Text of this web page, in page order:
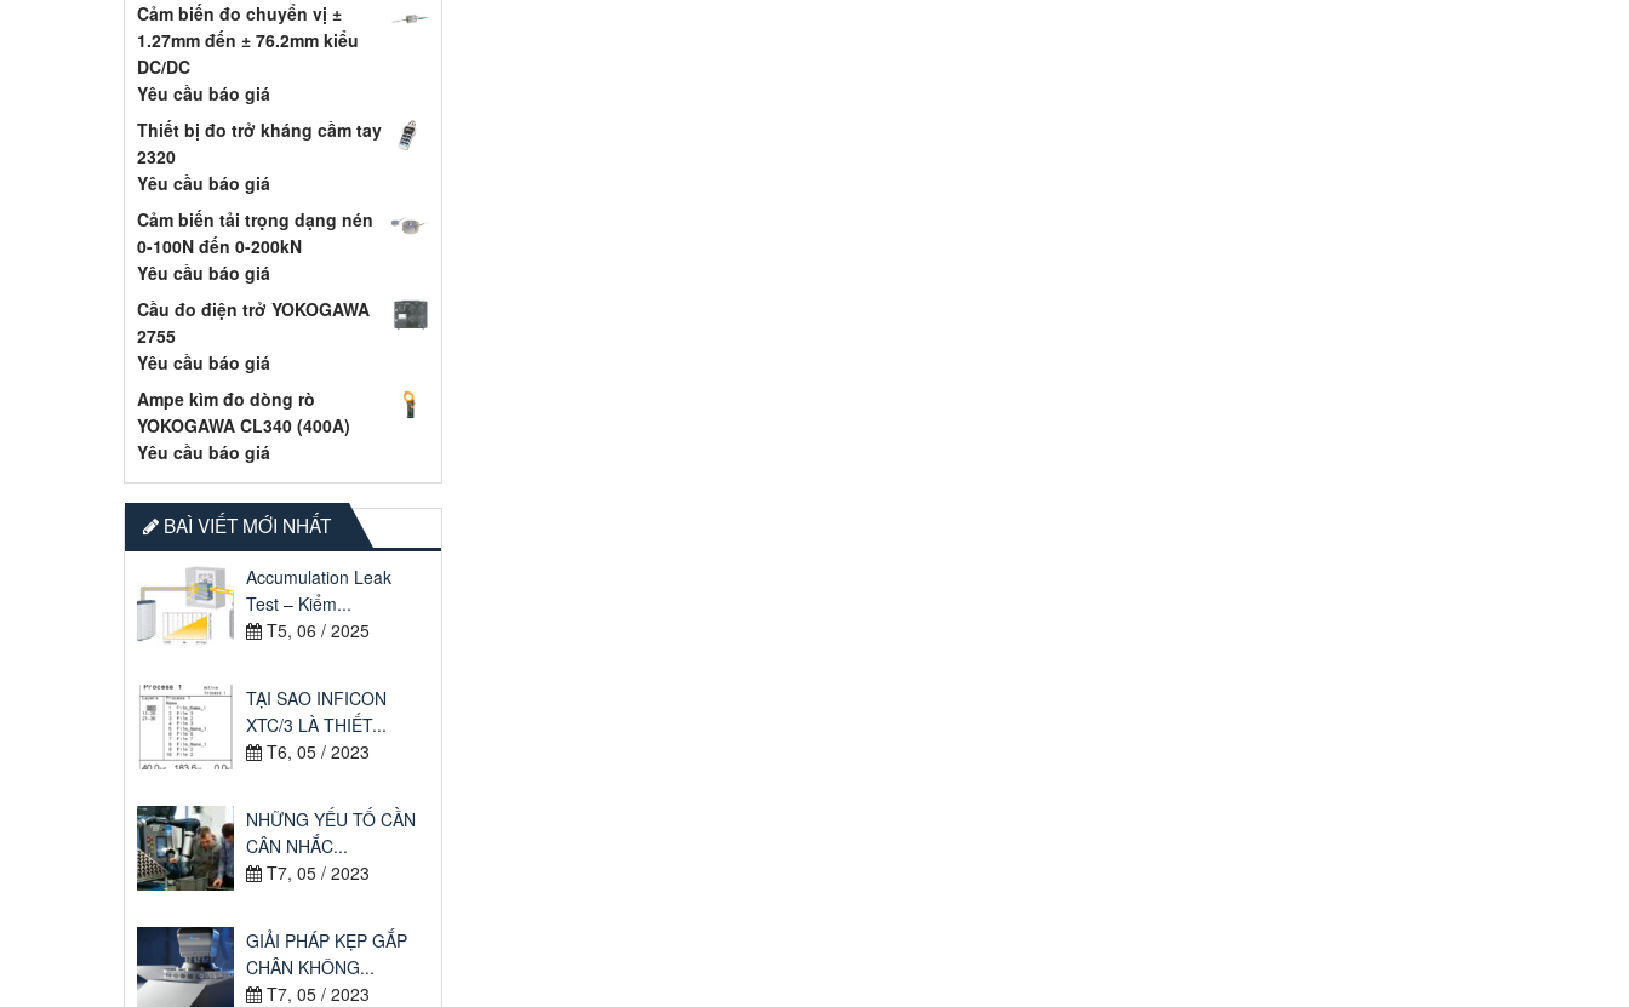
Cảm biến đo chuyển vị ±
1.27mm đến ± 76.2mm kiểu
DC/DC
Yêu cầu báo giá
Thiết bị đo trở kháng cầm tay
2320
Yêu cầu báo giá
Cảm biến tải trọng dạng nén
0-100N đến 0-200kN
Yêu cầu báo giá
Cầu đo điện trở YOKOGAWA
2755
Yêu cầu báo giá
Ampe kìm đo dòng rò
YOKOGAWA CL340 (400A)
Yêu cầu báo giá
BAÌ VIẾT MỚI NHẤT
Accumulation Leak
Test – Kiểm...
T5, 06 / 2025
TẠI SAO INFICON
XTC/3 LÀ THIẾT...
T6, 05 / 2023
NHỮNG YẾU TỐ CẦN
CÂN NHẮC...
T7, 05 / 2023
GIẢI PHÁP KẸP GẮP
CHÂN KHÔNG...
T7, 05 / 2023